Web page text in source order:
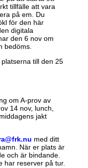
tillfälle att vara
på em. Du
för den här
digitala
den 6 nov om
bedöms.
till den 25
om A-prov av
14 nov, lunch,
jakt
med ditt
När er plats är
och är bindande.
har reserver på tur.